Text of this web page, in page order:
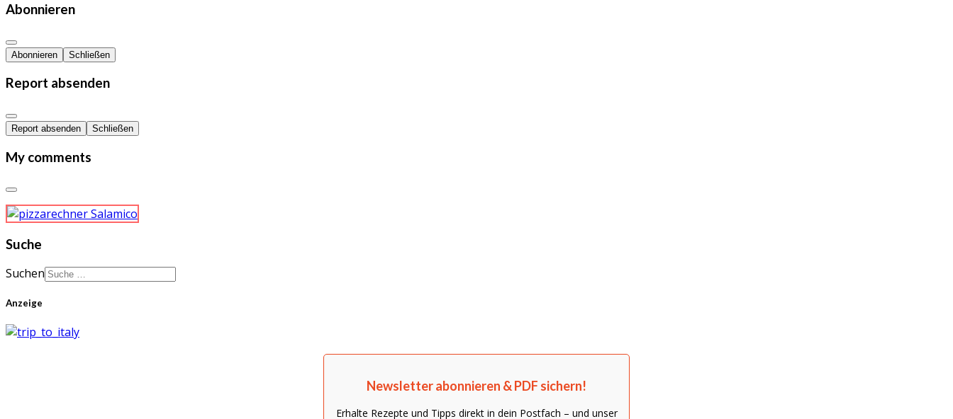
Abonnieren
Abonnieren Schließen
Report absenden
Report absenden Schließen
My comments
Suche
Suchen
Anzeige
Newsletter abonnieren & PDF sichern!
Erhalte Rezepte und Tipps direkt in dein Postfach – und unser